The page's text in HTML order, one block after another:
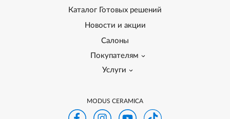
Каталог Готовых решений
Новости и акции
Салоны
Покупателям
Услуги
MODUS CERAMICA